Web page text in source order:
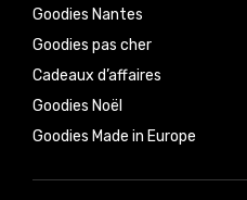
Goodies Nantes
Goodies pas cher
Cadeaux d’affaires
Goodies Noël
Goodies Made in Europe